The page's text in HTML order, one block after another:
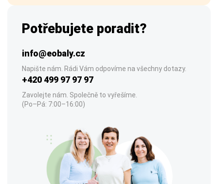
Potřebujete poradit?
info@eobaly.cz
Napište nám. Rádi Vám odpovíme na všechny dotazy.
+420 499 97 97 97
Zavolejte nám. Společně to vyřešíme.
(Po–Pá: 7:00–16:00)